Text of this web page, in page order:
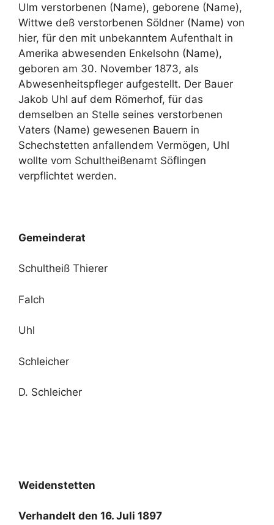
Ulm verstorbenen (Name), geborene (Name),
Wittwe deß verstorbenen Söldner (Name) von
hier, für den mit unbekanntem Aufenthalt in
Amerika abwesenden Enkelsohn (Name),
geboren am 30. November 1873, als
Abwesenheitspfleger aufgestellt. Der Bauer
Jakob Uhl auf dem Römerhof, für das
demselben an Stelle seines verstorbenen
Vaters (Name) gewesenen Bauern in
Schechstetten anfallendem Vermögen, Uhl
wollte vom Schultheißenamt Söflingen
verpflichtet werden.
Gemeinderat
Schultheiß Thierer
Falch
Uhl
Schleicher
D. Schleicher
Weidenstetten
Verhandelt den 16. Juli 1897